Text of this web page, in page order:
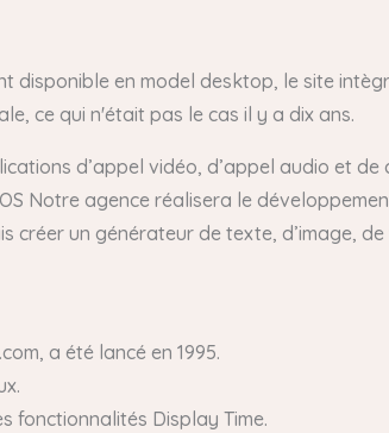
disponible en model desktop, le site
ce qui n'était pas le cas il y a dix ans.
d’appel vidéo, d’appel audio et
Notre agence réalisera le
créer un générateur de texte, d’image,
a été lancé en 1995.
fonctionnalités Display Time.